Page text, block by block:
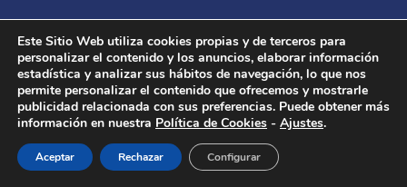
Todos los derechos reservados. 2024.
Aviso legal Cookies Privacidad
Este Sitio Web utiliza cookies propias y de terceros para
personalizar el contenido y los anuncios, elaborar información
estadística y analizar sus hábitos de navegación, lo que nos
permite personalizar el contenido que ofrecemos y mostrarle
publicidad relacionada con sus preferencias. Puede obtener más
información en nuestra Política de Cookies - Ajustes.
Aceptar Rechazar Configurar